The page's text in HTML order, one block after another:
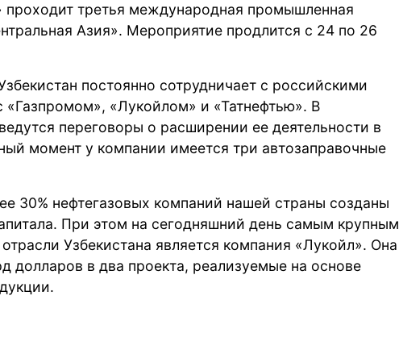
проходит третья международная промышленная
Азия». Мероприятие продлится с 24 по 26
постоянно сотрудничает с российскими
«Лукойлом» и «Татнефтью». В
переговоры о расширении ее деятельности в
момент у компании имеется три автозаправочные
30% нефтегазовых компаний нашей страны созданы
При этом на сегодняшний день самым крупным
Узбекистана является компания «Лукойл». Она
долларов в два проекта, реализуемые на основе